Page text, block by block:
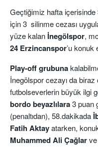
Geçtiğimiz hafta içerisinde
için 3 silinme cezası
yüze kalan İnegölspor,
24 Erzincanspor’u konuk
Play-off grubuna
İnegölspor cezayı da
futbolseverlerin büyük ilgi
bordo beyazlılara3 puan
(penaltıdan), 58.dakikada
Fatih Aktayatarken,
Muhammed Ali Çağlar